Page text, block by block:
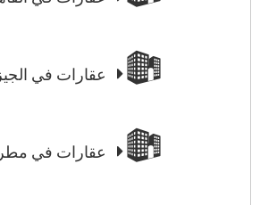
عقارات في
عقارات في